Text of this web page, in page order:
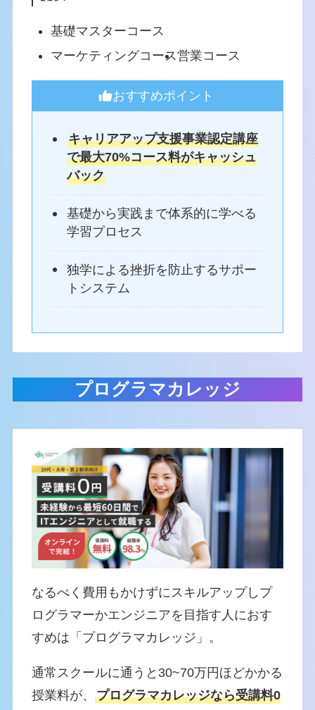
基礎マスターコース
マーケティングコース営業コース
おすすめポイント
キャリアアップ支援事業認定講座
で最大70%コース料がキャッシュ
バック
基礎から実践まで体系的に学べる
学習プロセス
独学による挫折を防止するサポー
トシステム
プログラマカレッジ
なるべく費用もかけずにスキルアップしプ
ログラマーかエンジニアを目指す人におす
すめは「プログラマカレッジ」。
通常スクールに通うと30~70万円ほどかかる
授業料が、 プログラマカレッジなら受講料0